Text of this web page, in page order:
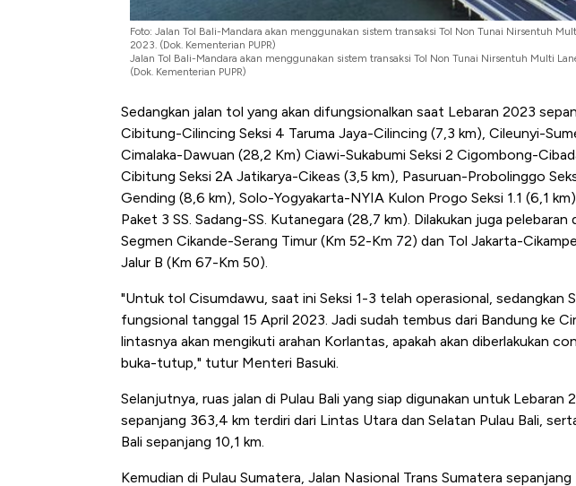
Foto: Jalan Tol Bali-Mandara akan menggunakan sistem transaksi Tol Non Tunai Nirsentuh
2023. (Dok. Kementerian PUPR)
Jalan Tol Bali-Mandara akan menggunakan sistem transaksi Tol Non Tunai Nirsentuh Multi
(Dok. Kementerian PUPR)
Sedangkan jalan tol yang akan difungsionalkan saat Lebaran 2023
Cibitung-Cilincing Seksi 4 Taruma Jaya-Cilincing (7,3 km), Cileunyi-
Cimalaka-Dawuan (28,2 Km) Ciawi-Sukabumi Seksi 2 Cigombong-
Cibitung Seksi 2A Jatikarya-Cikeas (3,5 km), Pasuruan-Probolinggo
Gending (8,6 km), Solo-Yogyakarta-NYIA Kulon Progo Seksi 1.1 (6,1
Paket 3 SS. Sadang-SS. Kutanegara (28,7 km). Dilakukan juga
Segmen Cikande-Serang Timur (Km 52-Km 72) dan Tol Jakarta-
Jalur B (Km 67-Km 50).
"Untuk tol Cisumdawu, saat ini Seksi 1-3 telah operasional, sedangkan
fungsional tanggal 15 April 2023. Jadi sudah tembus dari Bandung ke
lintasnya akan mengikuti arahan Korlantas, apakah akan diberlakukan
buka-tutup," tutur Menteri Basuki.
Selanjutnya, ruas jalan di Pulau Bali yang siap digunakan untuk Lebaran
sepanjang 363,4 km terdiri dari Lintas Utara dan Selatan Pulau Bali,
Bali sepanjang 10,1 km.
Kemudian di Pulau Sumatera, Jalan Nasional Trans Sumatera